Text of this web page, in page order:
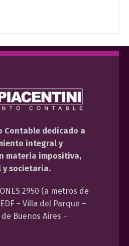
Contable dedicado a
integral y
materia impositiva,
y societaria.
2950 (a metros de
– Villa del Parque –
Buenos Aires –